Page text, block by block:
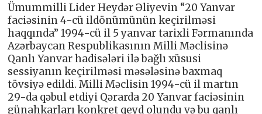
Ümummilli Lider Heydər Əliyevin “20 Yanvar
faciəsinin 4-cü ildönümünün keçirilməsi
haqqında” 1994-cü il 5 yanvar tarixli Fərmanında
Azərbaycan Respublikasının Milli Məclisinə
Qanlı Yanvar hadisələri ilə bağlı xüsusi
sessiyanın keçirilməsi məsələsinə baxmaq
tövsiyə edildi. Milli Məclisin 1994-cü il martın
29-da qəbul etdiyi Qərarda 20 Yanvar faciəsinin
günahkarları konkret qeyd olundu və bu qanlı